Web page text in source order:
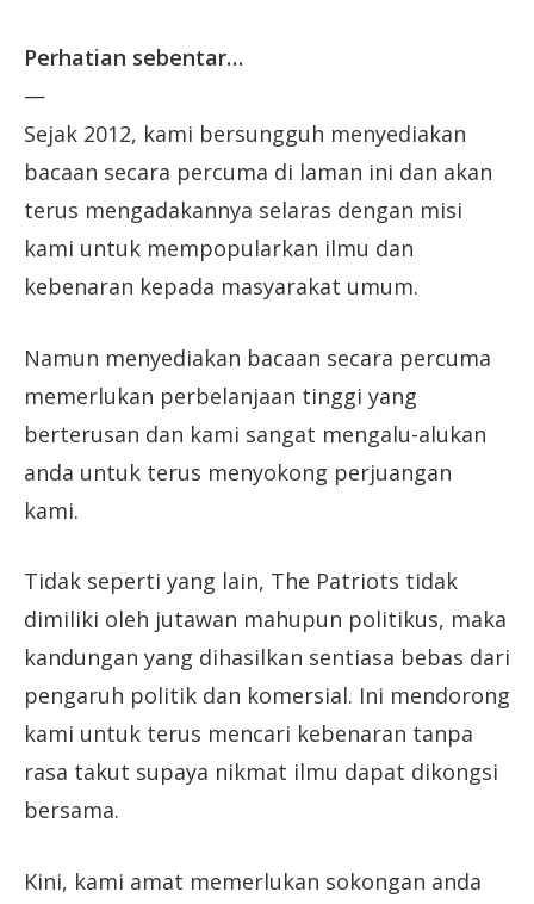
Perhatian sebentar…
—
Sejak 2012, kami bersungguh menyediakan
bacaan secara percuma di laman ini dan akan
terus mengadakannya selaras dengan misi
kami untuk mempopularkan ilmu dan
kebenaran kepada masyarakat umum.
Namun menyediakan bacaan secara percuma
memerlukan perbelanjaan tinggi yang
berterusan dan kami sangat mengalu-alukan
anda untuk terus menyokong perjuangan
kami.
Tidak seperti yang lain, The Patriots tidak
dimiliki oleh jutawan mahupun politikus, maka
kandungan yang dihasilkan sentiasa bebas dari
pengaruh politik dan komersial. Ini mendorong
kami untuk terus mencari kebenaran tanpa
rasa takut supaya nikmat ilmu dapat dikongsi
bersama.
Kini, kami amat memerlukan sokongan anda